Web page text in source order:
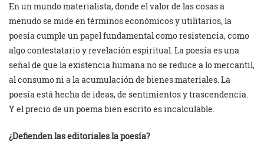
En un mundo materialista, donde el valor de las cosas a
menudo se mide en términos económicos y utilitarios, la
poesía cumple un papel fundamental como resistencia, como
algo contestatario y revelación espiritual. La poesía es una
señal de que la existencia humana no se reduce a lo mercantil,
al consumo ni a la acumulación de bienes materiales. La
poesía está hecha de ideas, de sentimientos y trascendencia.
Y el precio de un poema bien escrito es incalculable.
¿Defienden las editoriales la poesía?